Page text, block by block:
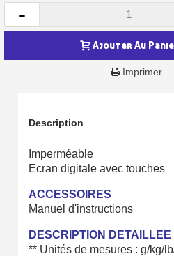
Inscription à la newsletter
Livraison offerte en France
-
Ajouter Au
Imprimer
Description
Imperméable
Ecran digitale avec touches
ACCESSOIRES
Manuel d'instructions
DESCRIPTION
** Unités de mesures : g/kg/